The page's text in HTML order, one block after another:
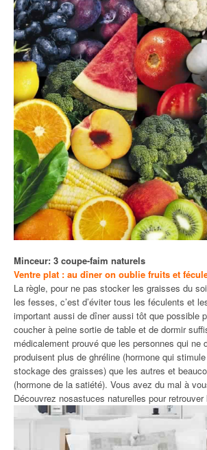
Minceur: 3 coupe-faim naturels
Ventre plat : au dîner on oublie fruits et
La règle, pour ne pas stocker les graisses du
les fesses, c’est d’éviter tous les féculents et
important aussi de dîner aussi tôt que possible
coucher à peine sortie de table et de dormir
médicalement prouvé que les personnes qui ne
produisent plus de ghréline (hormone qui
stockage des graisses) que les autres et
(hormone de la satiété). Vous avez du mal à
Découvrez nosastuces naturelles pour